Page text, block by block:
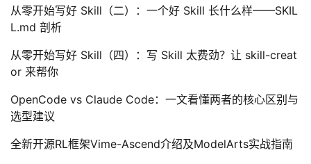
从零开始写好 Skill（二）：一个好 Skill 长什么样——SKIL
L.md 剖析
从零开始写好 Skill（四）：写 Skill 太费劲？让 skill-creat
or 来帮你
OpenCode vs Claude Code：一文看懂两者的核心区别与
选型建议
全新开源RL框架Vime-Ascend介绍及ModelArts实战指南